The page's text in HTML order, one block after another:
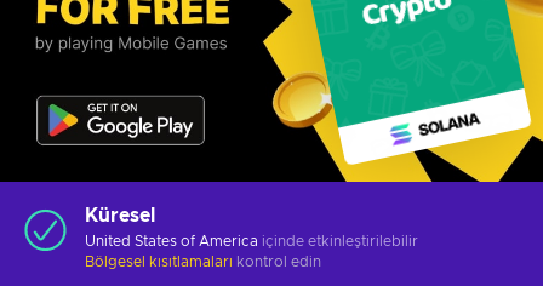
Küresel
United States of America içinde etkinleştirilebilir
Bölgesel kısıtlamaları kontrol edin